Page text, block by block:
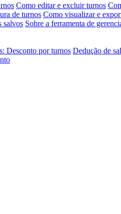
Como editar e excluir turnos
de turnos Como visualizar e
salvos Sobre a ferramenta de
Desconto por turnos Dedução de